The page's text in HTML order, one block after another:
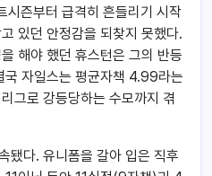
즌부터 급격히 흔들리기 시작
있던 안정감을 되찾지 못했다.
해야 했던 휴스턴은 그의 반등
국 자일스는 평균자책 4.99라는
그로 강등당하는 수모까지 겪
됐다. 유니폼을 갈아 입은 직후